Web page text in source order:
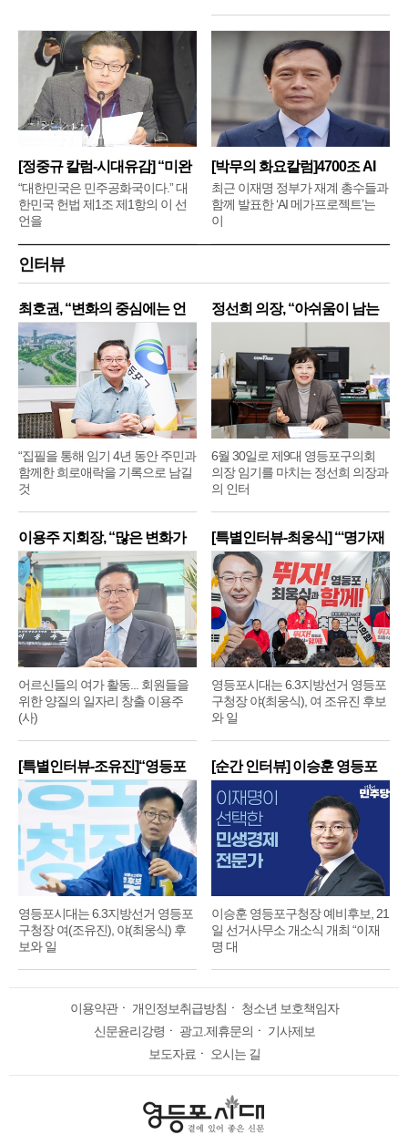
[정중규 칼럼-시대유감] “미완
“대한민국은 민주공화국이다.” 대
한민국 헌법 제1조 제1항의 이 선
언을
[박무의 화요칼럼]4700조 AI
메
최근 이재명 정부가 재계 총수들과
함께 발표한 ‘AI 메가프로젝트’는
이
인터뷰
최호권, “변화의 중심에는 언
제
“집필을 통해 임기 4년 동안 주민과
함께한 희로애락을 기록으로 남길
것
정선희 의장, “아쉬움이 남는
6월 30일로 제9대 영등포구의회
의장 임기를 마치는 정선희 의장과
의 인터
이용주 지회장, “많은 변화가
어르신들의 여가 활동... 회원들을
위한 양질의 일자리 창출 이용주
(사)
[특별인터뷰-최웅식] “‘명가재
영등포시대는 6.3지방선거 영등포
구청장 야(최웅식), 여 조유진 후보
와 일
[특별인터뷰-조유진]“영등포
구
영등포시대는 6.3지방선거 영등포
구청장 여(조유진), 야(최웅식) 후
보와 일
[순간 인터뷰] 이승훈 영등포
구
이승훈 영등포구청장 예비후보, 21
일 선거사무소 개소식 개최 “이재
명 대
이용약관ㆍ 개인정보취급방침 ㆍ 청소년 보호책임자
신문윤리강령 ㆍ 광고.제휴문의 ㆍ 기사제보
보도자료ㆍ 오시는 길